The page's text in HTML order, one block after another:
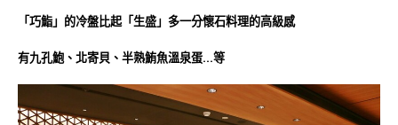
「巧鮨」的冷盤比起「生盛」多一分懷石料理的高級感
有九孔鮑、北寄貝、半熟鮪魚溫泉蛋…等